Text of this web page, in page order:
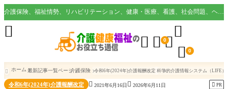
介護保険、福祉情勢、リハビリテーション、健康・医療、看護、社会問題、ヘルスケア業界など様々な切り口から役立つ情報を配信。
  0

 0

 ホーム 最新記事一覧ページ介護保険 令和6年(2024年)介護報酬改定 科学的介護情報システム（LIFE）
令和6年(2024年)介護報酬改定  2021年6月16日  2026年6月11日  PR